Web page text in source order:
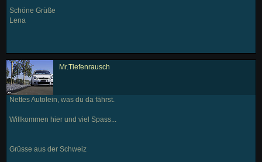
Schöne Grüße
Lena
Mr.Tiefenrausch
Nettes Autolein, was du da fährst.
Willkommen hier und viel Spass...
Grüsse aus der Schweiz